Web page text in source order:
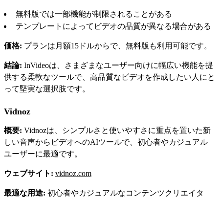
無料版では一部機能が制限されることがある
テンプレートによってビデオの品質が異なる場合がある
価格: プランは月額15ドルからで、無料版も利用可能です。
結論: InVideoは、さまざまなユーザー向けに幅広い機能を提
供する柔軟なツールで、高品質なビデオを作成したい人にと
って堅実な選択肢です。
Vidnoz
概要: Vidnozは、シンプルさと使いやすさに重点を置いた新
しい音声からビデオへのAIツールで、初心者やカジュアル
ユーザーに最適です。
ウェブサイト: vidnoz.com
最適な用途: 初心者やカジュアルなコンテンツクリエイタ